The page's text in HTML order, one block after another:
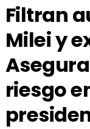
Filtran
Milei y
riesgo